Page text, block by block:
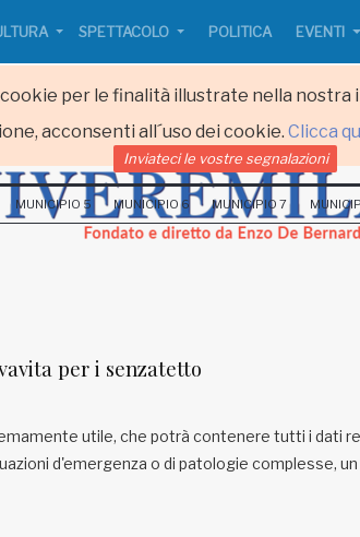
per le finalità illustrate nella nostra
acconsenti all´uso dei cookie. Clicca
SPETTACOLO POLITICA EVENTI
Inviateci le vostre segnalazioni
MUNICIPIO 5 MUNICIPIO 6 MUNICIPIO 7
per i senzatetto
utile, che potrà contenere tutti i dati
d'emergenza o di patologie complesse,